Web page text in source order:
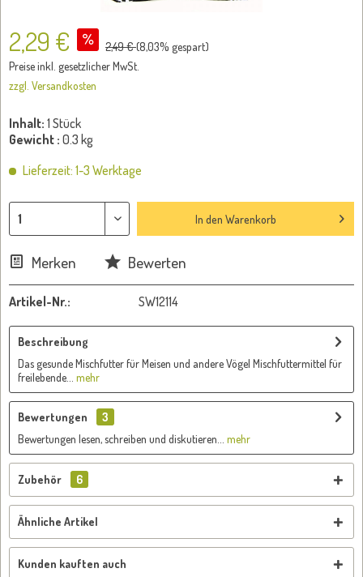
2,29 € 2,49 €(8,03% gespart)
Preise inkl. gesetzlicher MwSt.
zzgl. Versandkosten
Inhalt: 1 Stück
Gewicht : 0.3 kg
Lieferzeit: 1-3 Werktage
In den Warenkorb
Merken Bewerten
Artikel-Nr.: SW12114
Beschreibung
Das gesunde Mischfutter für Meisen und andere Vögel Mischfuttermittel für
freilebende...
mehr
Bewertungen
3
Bewertungen lesen, schreiben und diskutieren...
mehr
Zubehör 6
Ähnliche Artikel
Kunden kauften auch